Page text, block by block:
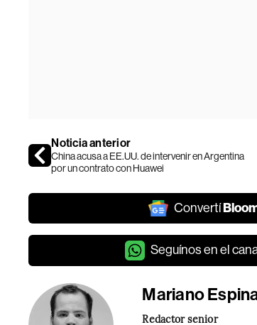
Noticia anterior
China acusa a EE.UU. de intervenir en Argentina
por un contrato con Huawei
Convertí
Seguínos en el
Mariano
Redactor senior